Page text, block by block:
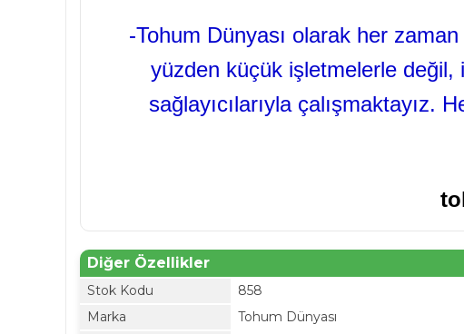
-Tohum Dünyası olarak her
yüzden küçük işletmelerle değil,
sağlayıcılarıyla çalışmaktayız.
Diğer Özellikler
Stok Kodu
858
Marka
Tohum Dünyası